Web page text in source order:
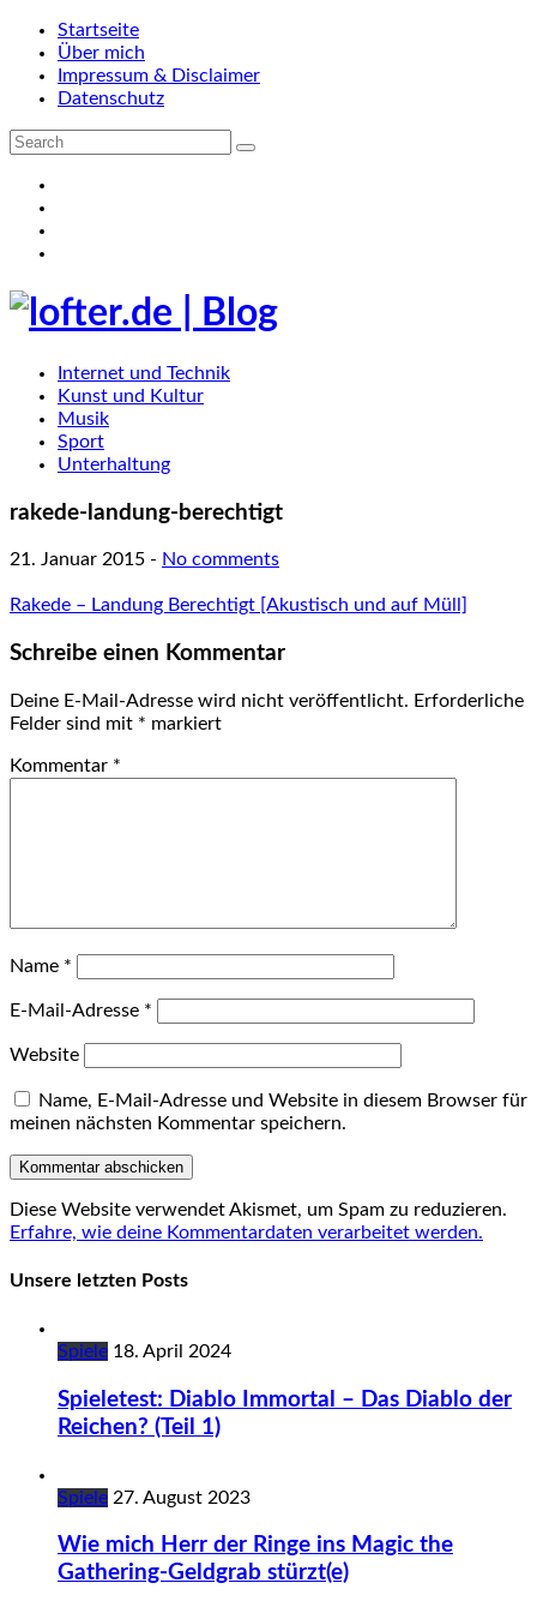
Startseite
Über mich
Impressum & Disclaimer
Datenschutz
Internet und Technik
Kunst und Kultur
Musik
Sport
Unterhaltung
rakede-landung-berechtigt
21. Januar 2015 - No comments
Rakede – Landung Berechtigt [Akustisch und auf Müll]
Schreibe einen Kommentar
Deine E-Mail-Adresse wird nicht veröffentlicht. Erforderliche
Felder sind mit * markiert
Kommentar *
Name *
E-Mail-Adresse *
Website
Name, E-Mail-Adresse und Website in diesem Browser für
meinen nächsten Kommentar speichern.
Diese Website verwendet Akismet, um Spam zu reduzieren.
Erfahre, wie deine Kommentardaten verarbeitet werden.
Unsere letzten Posts
Spiele 18. April 2024
Spieletest: Diablo Immortal – Das Diablo der
Reichen? (Teil 1)
Spiele 27. August 2023
Wie mich Herr der Ringe ins Magic the
Gathering-Geldgrab stürzt(e)